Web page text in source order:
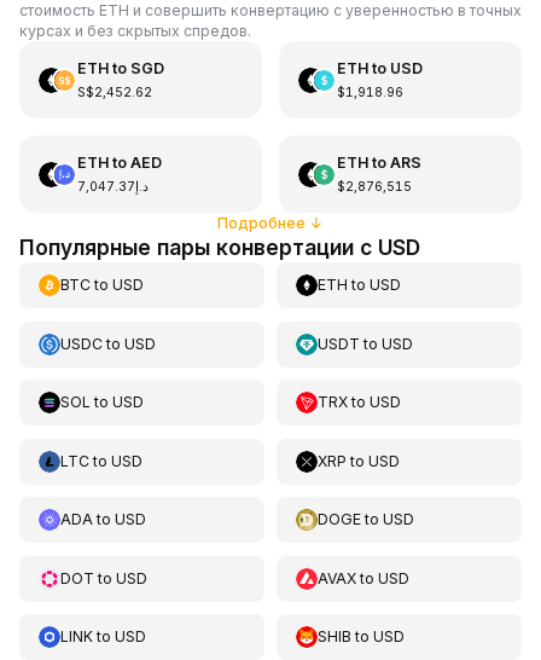
стоимость ETH и совершить конвертацию с уверенностью в точных
курсах и без скрытых спредов.
ETHto SGD
S$2,452.62
ETHto USD
$1,918.96
ETHto AED
د.إ7,047.37
ETHto ARS
$2,876,515
Подробнее ↓
Популярные пары конвертации с USD
BTCto USD ETH toUSD
USDCto USD USDT toUSD
SOL to USD TRXtoUSD
LTCto USD XRP toUSD
ADAto USD DOGEtoUSD
DOT to USD AVAXtoUSD
LINKto USD SHIB toUSD